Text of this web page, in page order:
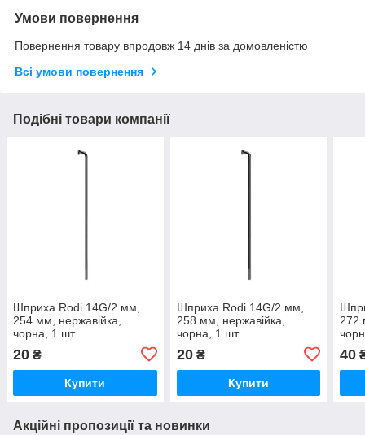
Умови повернення
Повернення товару впродовж 14 днів за домовленістю
Всі умови повернення
Подібні товари компанії
Шприха Rodi 14G/2 мм,
254 мм, нержавійка,
чорна, 1 шт.
20 ₴
Купити
Шприха Rodi 14G/2 мм,
258 мм, нержавійка,
чорна, 1 шт.
20₴
Купити
272
40
Акційні пропозиції та новинки